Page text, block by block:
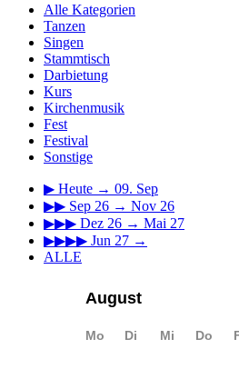
Alle Kategorien
Tanzen
Singen
Stammtisch
Darbietung
Kurs
Kirchenmusik
Fest
Festival
Sonstige
▶ Heute → 09. Sep
▶▶ Sep 26 → Nov 26
▶▶▶ Dez 26 → Mai 27
▶▶▶▶ Jun 27 →
ALLE
August
Mo Di Mi Do